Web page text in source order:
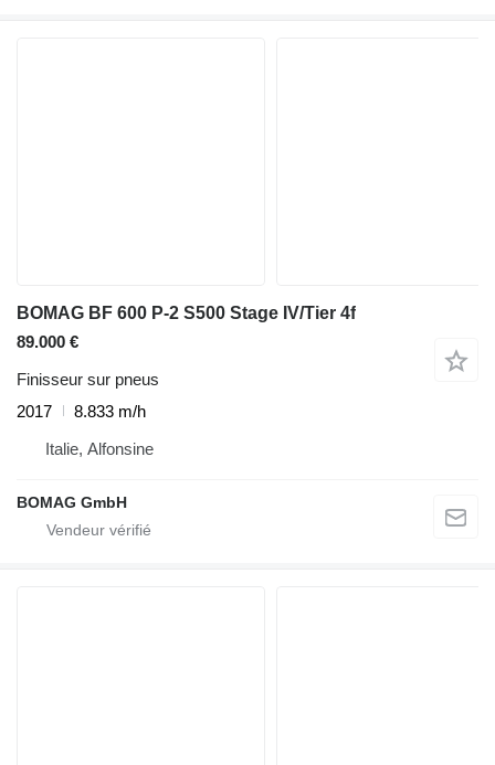
BOMAG BF 600 P-2 S500 Stage IV/Tier 4f
89.000 €
Finisseur sur pneus
2017
8.833 m/h
Italie, Alfonsine
BOMAG GmbH